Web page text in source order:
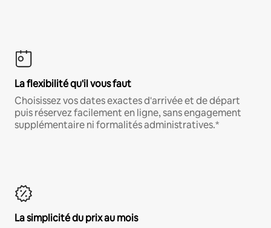
La flexibilité qu'il vous faut
Choisissez vos dates exactes d'arrivée et de départ
puis réservez facilement en ligne, sans engagement
supplémentaire ni formalités administratives.*
La simplicité du prix au mois